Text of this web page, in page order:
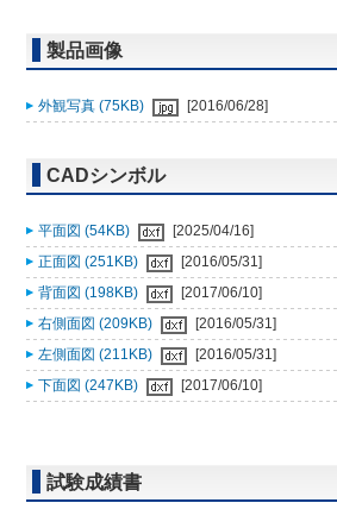
製品画像
外観写真 (75KB) [2016/06/28]
CADシンボル
平面図 (54KB)
[2025/04/16]
正面図 (251KB)
[2016/05/31]
背面図 (198KB)
[2017/06/10]
右側面図 (209KB)
[2016/05/31]
左側面図 (211KB)
[2016/05/31]
下面図 (247KB)
[2017/06/10]
試験成績書